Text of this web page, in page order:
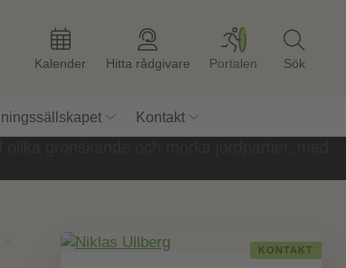
Kalender Hitta rådgivare Portalen Sök
Kontakt
KONTAKT